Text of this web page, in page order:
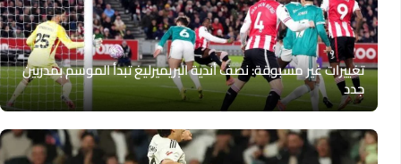
تغييرات غير مسبوقة: نصف أندية البريميرليغ تبدأ الموسم بمدربين
جدد